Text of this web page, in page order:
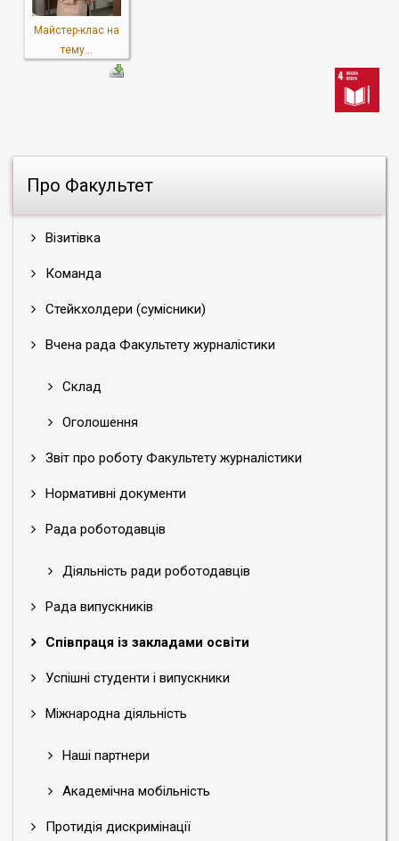
Про Факультет
Візитівка
Команда
Стейкхолдери (сумісники)
Вчена рада Факультету журналістики
Склад
Оголошення
Звіт про роботу Факультету журналістики
Нормативні документи
Рада роботодавців
Діяльність ради роботодавців
Рада випускників
Співпраця із закладами освіти
Успішні студенти і випускники
Міжнародна діяльність
Наші партнери
Академічна мобільність
Протидія дискримінації
Майстер-клас на
тему...